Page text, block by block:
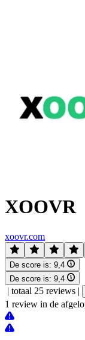
XOOVR
xoovr.com
De score is: 9,4
De score is: 9,4
| totaal 25 reviews |
1 review in de